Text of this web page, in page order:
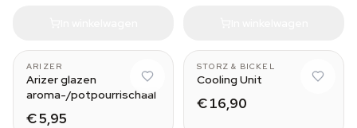
ARIZER
Arizer glazen
aroma-/potpourrischaal
€ 5,95
STORZ & BICKEL
Cooling Unit
€ 16,90